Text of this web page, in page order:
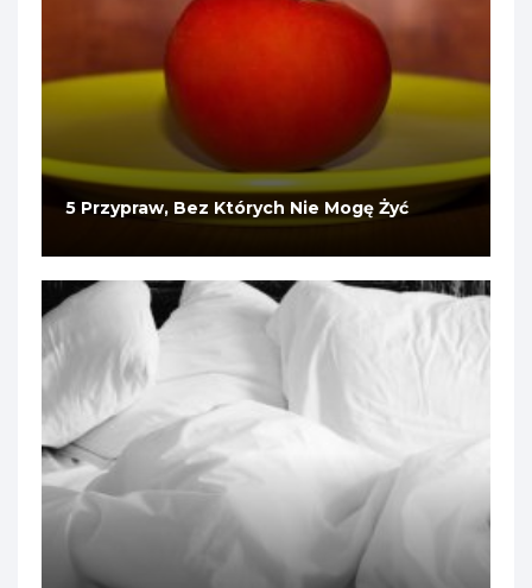
5 Przypraw, Bez Których Nie Mogę Żyć